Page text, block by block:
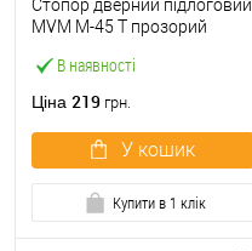
В наявності
Стопор дверний підлоговий
MVM M-45 T прозорий
Ціна 219 грн.
У кошик
Купити в 1 клік